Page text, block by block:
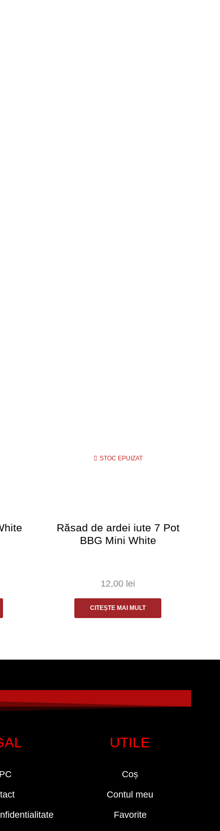
STOC EPUIZAT
Răsad de ardei iute 7 Pot
BBG Mini White
12,00 lei
CITEȘTE MAI MULT
UTILE
Coș
Contul meu
Favorite